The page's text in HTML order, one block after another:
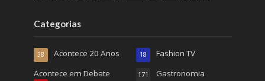
Categorias
Acontece 20 Anos
38
Acontece em Debate
Fashion TV
18
Gastronomia
171